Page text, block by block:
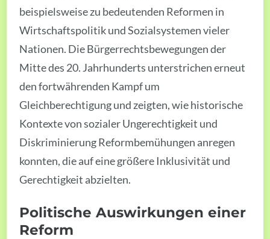
beispielsweise zu bedeutenden Reformen in
Wirtschaftspolitik und Sozialsystemen vieler
Nationen. Die Bürgerrechtsbewegungen der
Mitte des 20. Jahrhunderts unterstrichen erneut
den fortwährenden Kampf um
Gleichberechtigung und zeigten, wie historische
Kontexte von sozialer Ungerechtigkeit und
Diskriminierung Reformbemühungen anregen
konnten, die auf eine größere Inklusivität und
Gerechtigkeit abzielten.
Politische Auswirkungen einer
Reform